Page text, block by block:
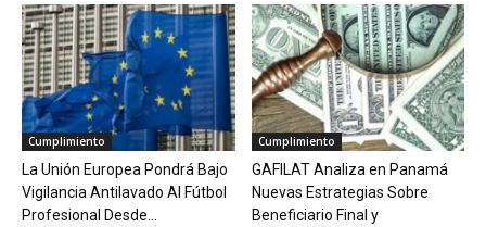
Cumplimiento
La Unión Europea Pondrá Bajo
Vigilancia Antilavado Al Fútbol
Profesional Desde...
Cumplimiento
GAFILAT Analiza en Panamá
Nuevas Estrategias Sobre
Beneficiario Final y